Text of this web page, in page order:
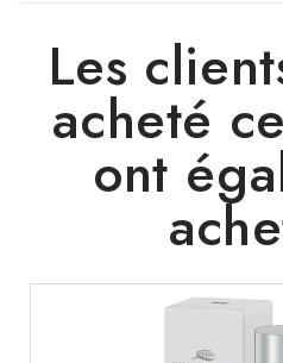
Les
acheté
ont